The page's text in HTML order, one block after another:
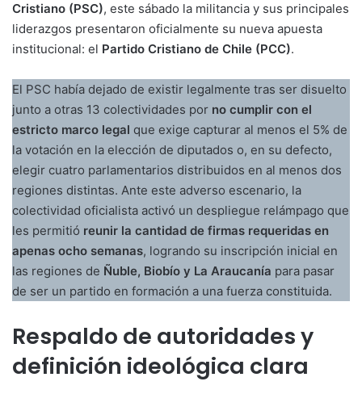
Cristiano (PSC), este sábado la militancia y sus principales
liderazgos presentaron oficialmente su nueva apuesta
institucional: el Partido Cristiano de Chile (PCC).
El PSC había dejado de existir legalmente tras ser disuelto
junto a otras 13 colectividades por no cumplir con el
estricto marco legal que exige capturar al menos el 5% de
la votación en la elección de diputados o, en su defecto,
elegir cuatro parlamentarios distribuidos en al menos dos
regiones distintas. Ante este adverso escenario, la
colectividad oficialista activó un despliegue relámpago que
les permitió reunir la cantidad de firmas requeridas en
apenas ocho semanas, logrando su inscripción inicial en
las regiones de Ñuble, Biobío y La Araucanía para pasar
de ser un partido en formación a una fuerza constituida.
Respaldo de autoridades y
definición ideológica clara